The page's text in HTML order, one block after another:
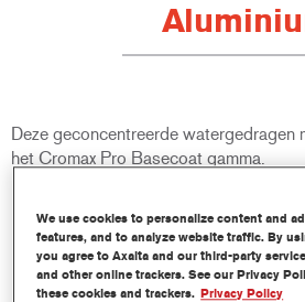
Deze geconcentreerde watergedragen
het Cromax Pro Basecoat gamma.
Product- eigenschappen
Uitstekende dekkracht met
kleurovereenstemming.
Snel en zuinig gebruik; helpt de
We use cookies to personalize content and
features, and to analyze website traffic. By
you agree to Axalta and our third-party
and other online trackers. See our Privacy
these cookies and trackers. Privacy Policy